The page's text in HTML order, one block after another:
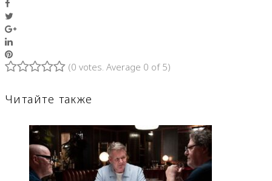
Google+
LinkedIn
Pinterest
(0 votes . Average 0 of 5)
Читайте также